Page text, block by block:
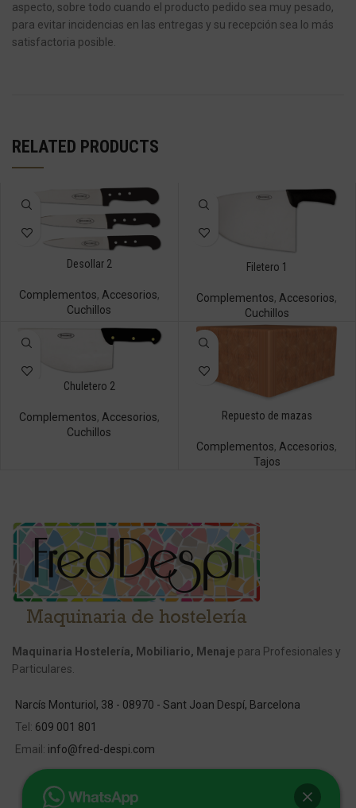
aspecto, sobre todo cuando el producto pedido sea muy pesado,
para evitar incidencias en las entregas y su recepción sea lo más
satisfactoria posible.
RELATED PRODUCTS
Desollar 2
Complementos, Accesorios,
Cuchillos
Filetero 1
Complementos, Accesorios,
Cuchillos
Chuletero 2
Complementos, Accesorios,
Cuchillos
Repuesto de mazas
Complementos, Accesorios,
Tajos
Maquinaria Hostelería, Mobiliario, Menaje para Profesionales y
Particulares.
Narcís Monturiol, 38 - 08970 - Sant Joan Despí, Barcelona
Tel: 609 001 801
Email: info@fred-despi.com